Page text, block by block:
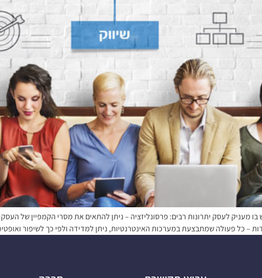
בו מעניק לעסק יתרונות רבים: פרסונליזציה – ניתן להתאים את מסרי הקמפיין של
– כל פעולה שמתבצעת במערכות האינטרנטיות, ניתן למדידה ולפי כך לשיפור